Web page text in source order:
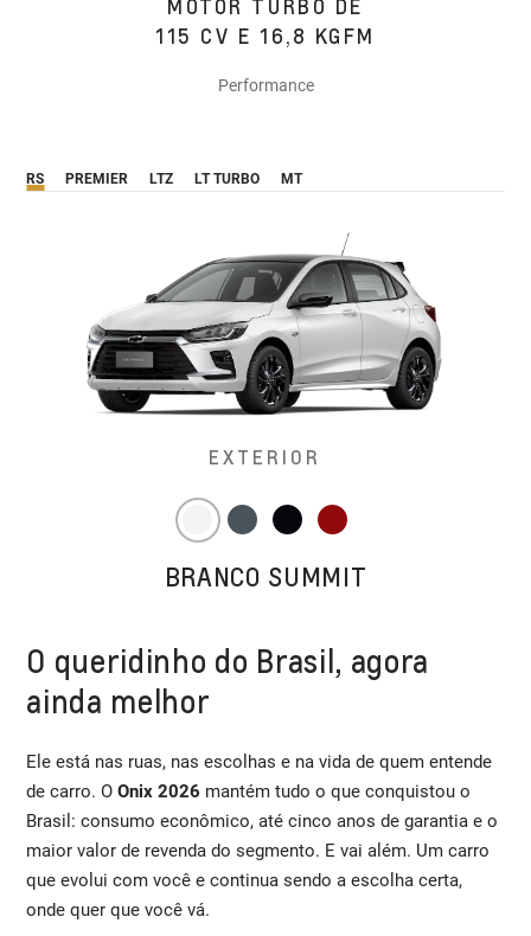
MOTOR TURBO DE
115 CV E 16,8 KGFM
Performance
RS PREMIER LTZ LT TURBO MT
EXTERIOR
BRANCO SUMMIT
O queridinho do Brasil, agora
ainda melhor
Ele está nas ruas, nas escolhas e na vida de quem entende
de carro. OOnix 2026 mantém tudo o que conquistou o
Brasil: consumo econômico, até cinco anos de garantia e o
maior valor de revenda do segmento. E vai além. Um carro
que evolui com você e continua sendo a escolha certa,
onde quer que você vá.